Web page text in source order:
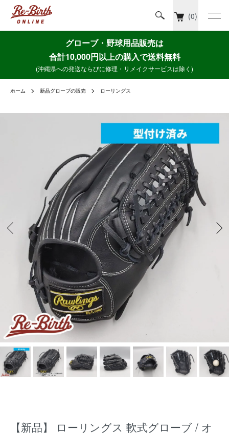
(0)
グローブ・野球用品販売は
合計10,000円以上の購入で送料無料
(沖縄県への発送ならびに修理・リメイクサービスは除く)
ホーム 新品グローブの販売 ローリングス
【新品】 ローリングス 軟式グローブ / オ